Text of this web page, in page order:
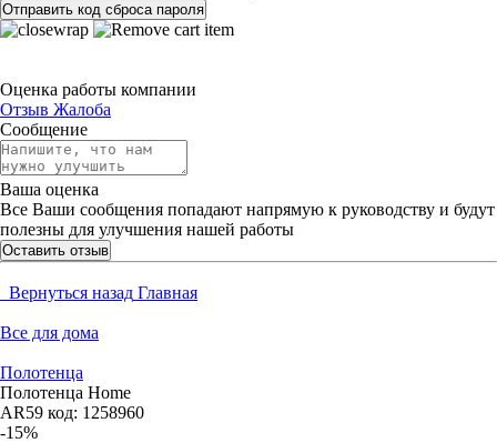
Отправить код сброса пароля
Оценка работы компании
Отзыв Жалоба
Сообщение
Ваша оценка
Все Ваши сообщения попадают напрямую к руководству и будут
полезны для улучшения нашей работы
Оставить отзыв
Вернуться назад Главная
Все для дома
Полотенца
Полотенца Home
AR59 код: 1258960
-15%